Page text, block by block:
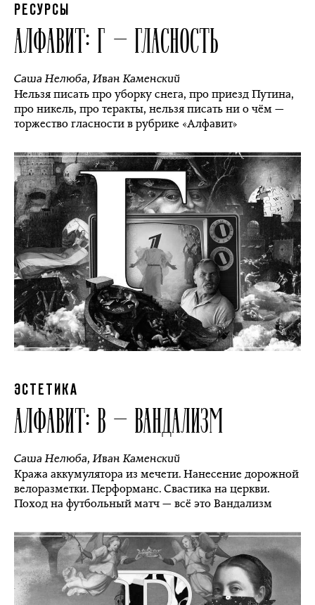
РЕСУРСЫ
АЛФАВИТ: Г — ГЛАСНОСТЬ
Саша Нелюба,Иван Каменский
Нельзя писать про уборку снега, про приезд Путина,
про никель, про теракты, нельзя писать ни о чём —
торжество гласности в рубрике «Алфавит»
ЭСТЕТИКА
АЛФАВИТ: В — ВАНДАЛИЗМ
Саша Нелюба,Иван Каменский
Кража аккумулятора из мечети. Нанесение дорожной
велоразметки. Перформанс. Свастика на церкви.
Поход на футбольный матч — всё это Вандализм